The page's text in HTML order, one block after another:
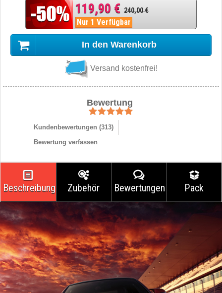
119,90 € 240,00 €
Nur 1 Verfügbar
In den Warenkorb
Versand kostenfrei!
Bewertung
Kundenbewertungen (313)
Bewertung verfassen
Beschreibung Zubehör Bewertungen Pack